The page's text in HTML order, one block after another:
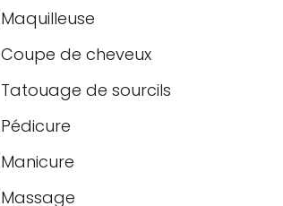
Maquilleuse
Coupe de cheveux
Tatouage de sourcils
Pédicure
Manicure
Massage